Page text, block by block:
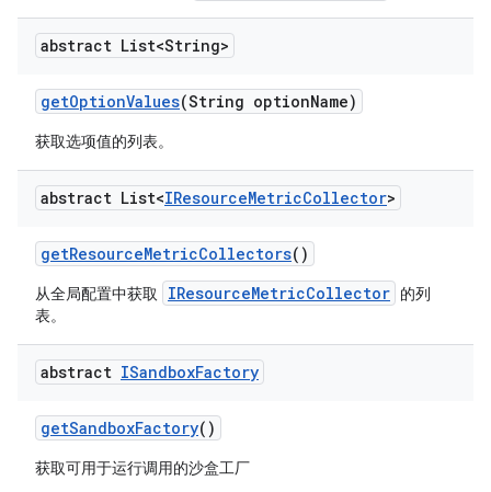
abstract List<String>
getOptionValues(String optionName)
获取选项值的列表。
abstract List<IResourceMetricCollector>
getResourceMetricCollectors()
从全局配置中获取 IResourceMetricCollector 的列
表。
abstract ISandboxFactory
getSandboxFactory()
获取可用于运行调用的沙盒工厂